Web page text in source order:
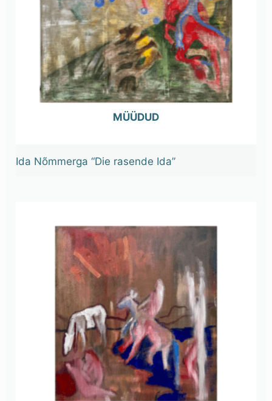
OUT OF STOCK
Ida Nõmmerga “Die rasende Ida”